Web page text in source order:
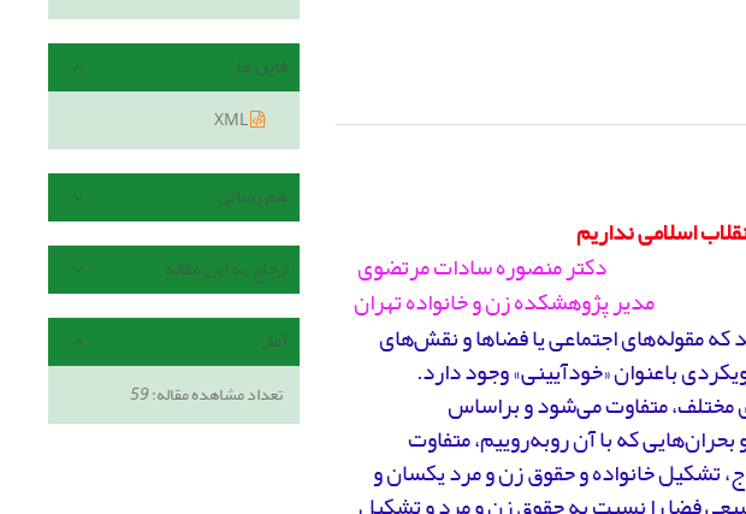
اسلامی نداریم
دکتر منصوره سادات مرتضوی
مدیر پژوهشکده زن و خانواده تهران
که مقوله‌های اجتماعی یا فضاها و نقش‌های
با‌عنوان «خودآیینی» وجود دارد.
مختلف، متفاوت می‌شود و براساس
که با آن روبه‌روییم، متفاوت
تشکیل خانواده و حقوق زن و مرد یکسان و
فایل ها
XML
هم رسانی
ارجاع به این مقاله
آمار
تعداد مشاهده مقاله:59